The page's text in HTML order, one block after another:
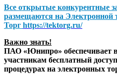
Все открытые конкурентные
размещаются на Электронной
Торг https://tektorg.ru/
Важно знать!
ПАО «Юнипро» обеспечивает
участникам бесплатный
процедурах на электронных